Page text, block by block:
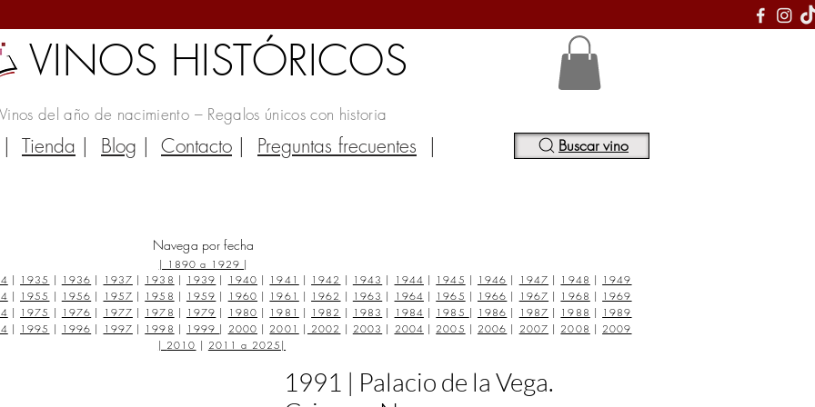
VINOS HISTÓRICOS
Vinos del año de nacimiento – Regalos únicos con historia
| Tienda | Blog | Contacto | Preguntas frecuentes | Buscar vino
Navega por fecha
| 1890 a 1929 |
| 1935 | 1936 | 1937 | 1938 | 1939 | 1940 | 1941 | 1942 | 1943 | 1944 | 1945 | 1946 | 1947 | 1948 | 1949
| 1955 | 1956 | 1957 | 1958 | 1959 | 1960 | 1961 | 1962 | 1963 | 1964 | 1965 | 1966 | 1967 | 1968 | 1969
| 1975 | 1976 | 1977 | 1978 | 1979 | 1980 | 1981 | 1982 | 1983 | 1984 | 1985 | 1986 | 1987 | 1988 | 1989
| 1995 | 1996 | 1997 | 1998 | 1999 | 2000 | 2001 | 2002 | 2003 | 2004 | 2005 | 2006 | 2007 | 2008 | 2009
| 2010 | 2011 a 2025 |
1991 | Palacio de la Vega.